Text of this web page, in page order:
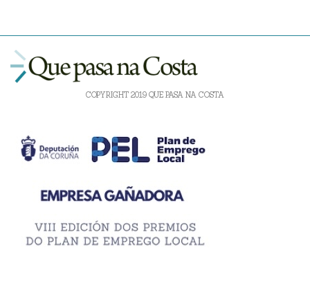
COPYRIGHT 2019 QUE PASA NA COSTA